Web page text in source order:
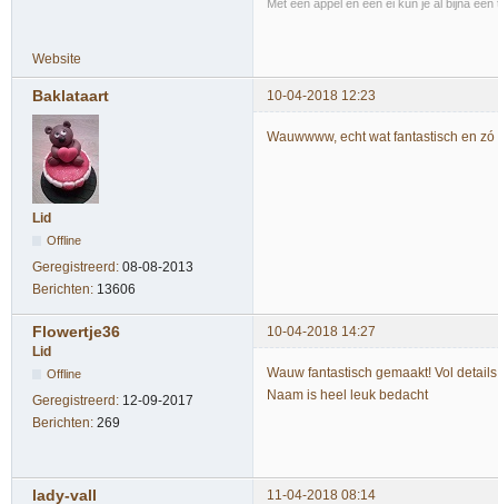
Met een appel en een ei kun je al bijna
Website
Baklataart 10-04-2018 12:23
Lid
Offline
Geregistreerd: 08-08-2013
Berichten: 13606
Wauwwww, echt wat fantastisch en
Flowertje36
10-04-2018 14:27
Lid
Offline
Geregistreerd: 12-09-2017
Berichten: 269
Wauw fantastisch gemaakt! Vol
Naam is heel leuk bedacht
lady-vall 11-04-2018 08:14